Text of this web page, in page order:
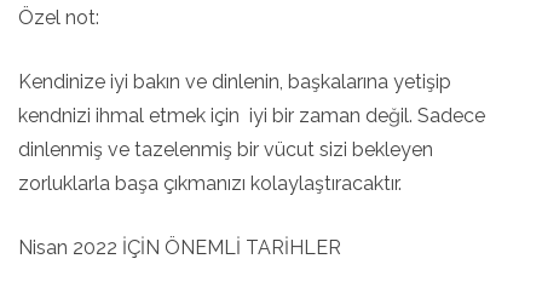
Özel not:
Kendinize iyi bakın ve dinlenin, başkalarına yetişip
kendnizi ihmal etmek için iyi bir zaman değil. Sadece
dinlenmiş ve tazelenmiş bir vücut sizi bekleyen
zorluklarla başa çıkmanızı kolaylaştıracaktır.
Nisan 2022 İÇİN ÖNEMLİ TARİHLER